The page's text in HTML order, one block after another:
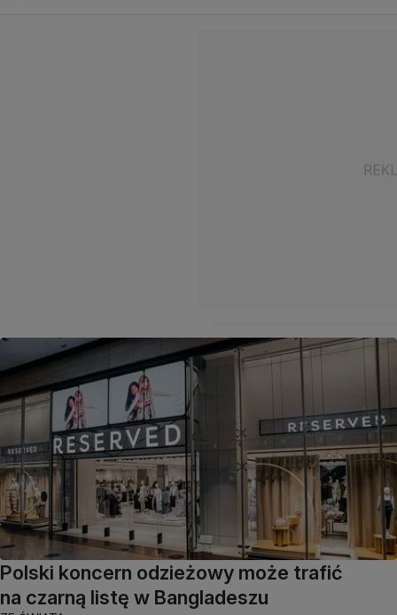
Polski koncern odzieżowy może trafić
na czarną listę w Bangladeszu